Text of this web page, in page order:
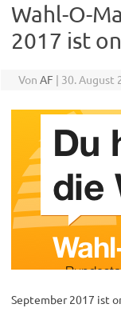
Wahl-O-
2017 ist
Von AF | 30. August
September 2017 ist